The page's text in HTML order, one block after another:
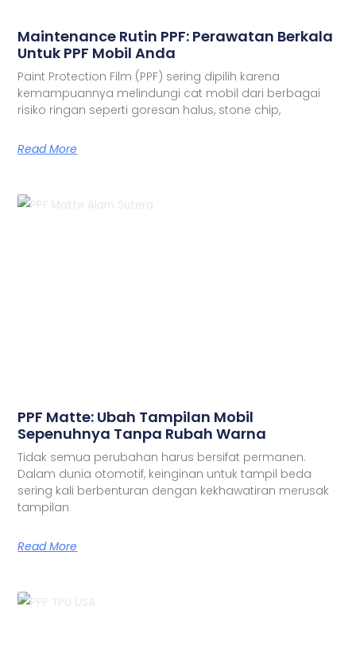
Maintenance Rutin PPF: Perawatan Berkala
Untuk PPF Mobil Anda
Paint Protection Film (PPF) sering dipilih karena
kemampuannya melindungi cat mobil dari berbagai
risiko ringan seperti goresan halus, stone chip,
Read More
PPF Matte: Ubah Tampilan Mobil
Sepenuhnya Tanpa Rubah Warna
Tidak semua perubahan harus bersifat permanen.
Dalam dunia otomotif, keinginan untuk tampil beda
sering kali berbenturan dengan kekhawatiran merusak
tampilan
Read More